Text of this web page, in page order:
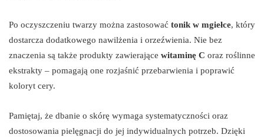
Po oczyszczeniu twarzy można zastosować tonik w mgiełce, który
dostarcza dodatkowego nawilżenia i orzeźwienia. Nie bez
znaczenia są także produkty zawierające witaminę C oraz roślinne
ekstrakty – pomagają one rozjaśnić przebarwienia i poprawić
koloryt cery.
Pamiętaj, że dbanie o skórę wymaga systematyczności oraz
dostosowania pielęgnacji do jej indywidualnych potrzeb. Dzięki